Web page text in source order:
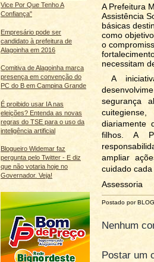
Vice Por Que Tenho A
Confiança"
Empresário pode ser
candidato à prefeitura de
Alagoinha em 2016
Comitiva de Alagoinha marca
presença em convenção do
PC do B em Campina Grande
É proibido usar IA nas
eleições? Entenda as novas
regras do TSE para o uso da
inteligência artificial
Blogueiro Widemar faz
pergunta pelo Twitter - E diz
que não votaria hoje no
Governador. Veja!
A Prefeitura
Assistência
básicas
como
o
necessitam
A
segurança
diariamente
filhos. A
ampliar
cuidado
Assessoria
Postado por
Nenhum
Postar um